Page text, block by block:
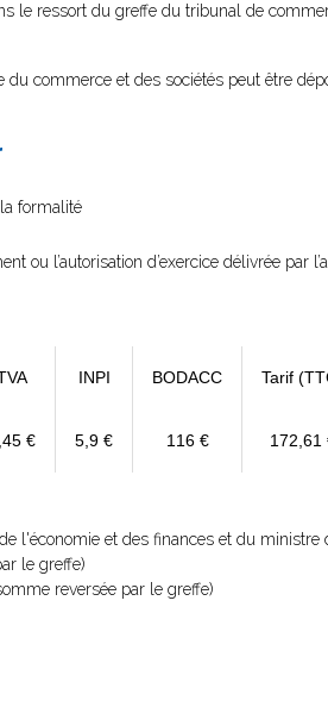
le ressort du greffe du tribunal de
commerce et des sociétés peut être
formalité
ou l’autorisation d’exercice délivrée par
INPI BODACC Tarif
€ 5,9 € 116 € 172,61
l'économie et des finances et du ministre
le greffe)
reversée par le greffe)